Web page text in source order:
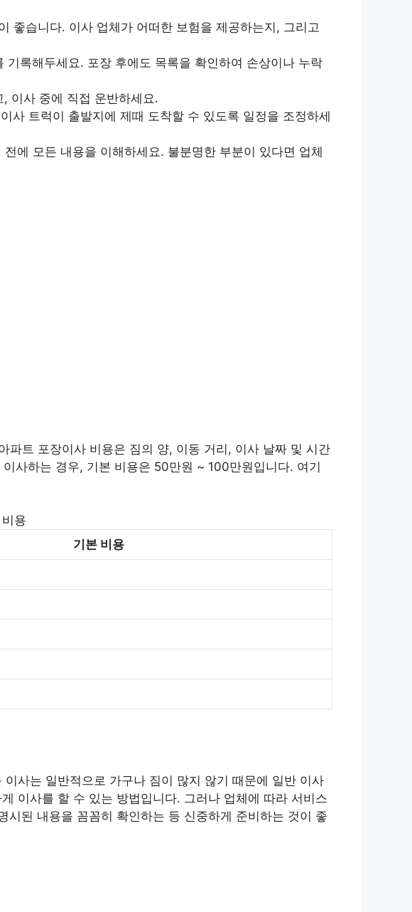
좋습니다. 이사 업체가 어떠한 보험을 제공하는지, 그리고
록해두세요. 포장 후에도 목록을 확인하여 손상이나 누락
이사 중에 직접 운반하세요.
사 트럭이 출발지에 제때 도착할 수 있도록 일정을 조정하세
에 모든 내용을 이해하세요. 불분명한 부분이 있다면 업체
트 포장이사 비용은 짐의 양, 이동 거리, 이사 날짜 및 시간
사하는 경우, 기본 비용은 50만원 ~ 100만원입니다. 여기
용
기본 비용
사는 일반적으로 가구나 짐이 많지 않기 때문에 일반 이사
이사를 할 수 있는 방법입니다. 그러나 업체에 따라 서비스
된 내용을 꼼꼼히 확인하는 등 신중하게 준비하는 것이 좋